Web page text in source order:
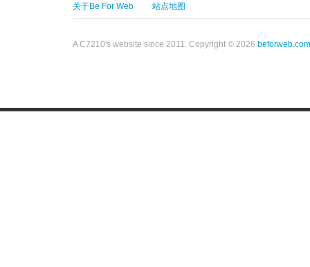
关于Be For Web 站点地图
A C7210's website since 2011. Copyright © 2026 beforweb.com